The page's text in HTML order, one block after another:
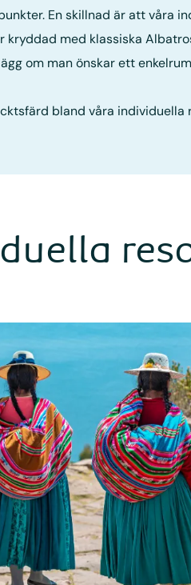
En skillnad är att våra
kryddad med klassiska
om man önskar ett
bland våra